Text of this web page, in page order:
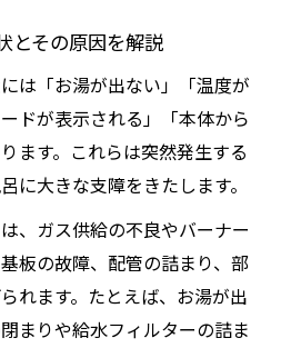
とその原因を解説
は「お湯が出ない」「温度が
ドが表示される」「本体から
ます。これらは突然発生する
に大きな支障をきたします。
、ガス供給の不良やバーナー
板の故障、配管の詰まり、部
れます。たとえば、お湯が出
まりや給水フィルターの詰ま